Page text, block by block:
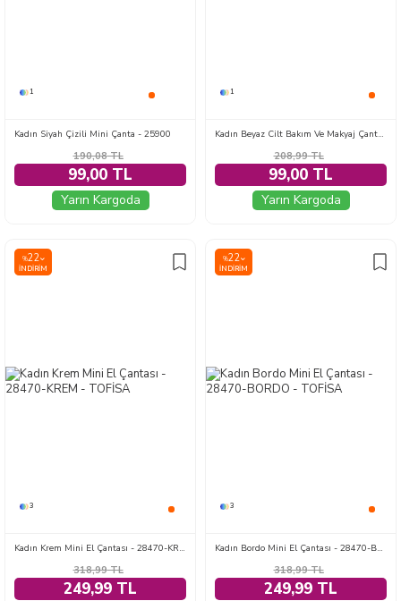
1
Kadın Siyah Çizili Mini Çanta - 25900
190,08TL
99,00 TL
Yarın Kargoda
1
Kadın Beyaz Cilt Bakım Ve Makyaj Çantası - 28472-BEYAZ
208,99TL
99,00 TL
Yarın Kargoda
%22
İNDIRIM
3
Kadın Krem Mini El Çantası - 28470-KREM
318,99TL
249,99 TL
%22
İNDIRIM
3
Kadın Bordo Mini El Çantası - 28470-BORDO
318,99TL
249,99 TL